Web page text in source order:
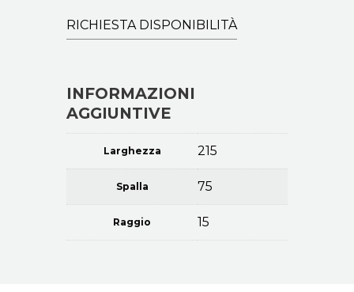
RICHIESTA DISPONIBILITÀ
INFORMAZIONI
AGGIUNTIVE
Larghezza 215
Spalla 75
Raggio 15